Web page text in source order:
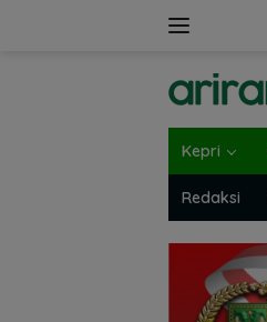
Kepri
Redaksi